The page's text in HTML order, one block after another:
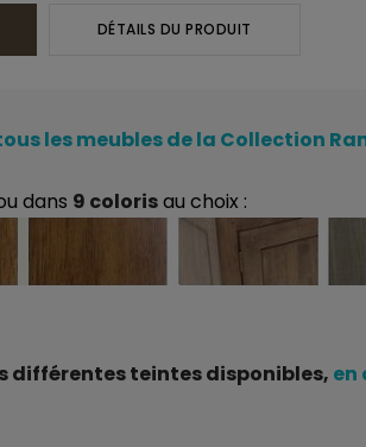
DÉTAILS DU PRODUIT
les meubles de la Collection
dans 9 colorisau choix :
différentes teintes disponibles, en